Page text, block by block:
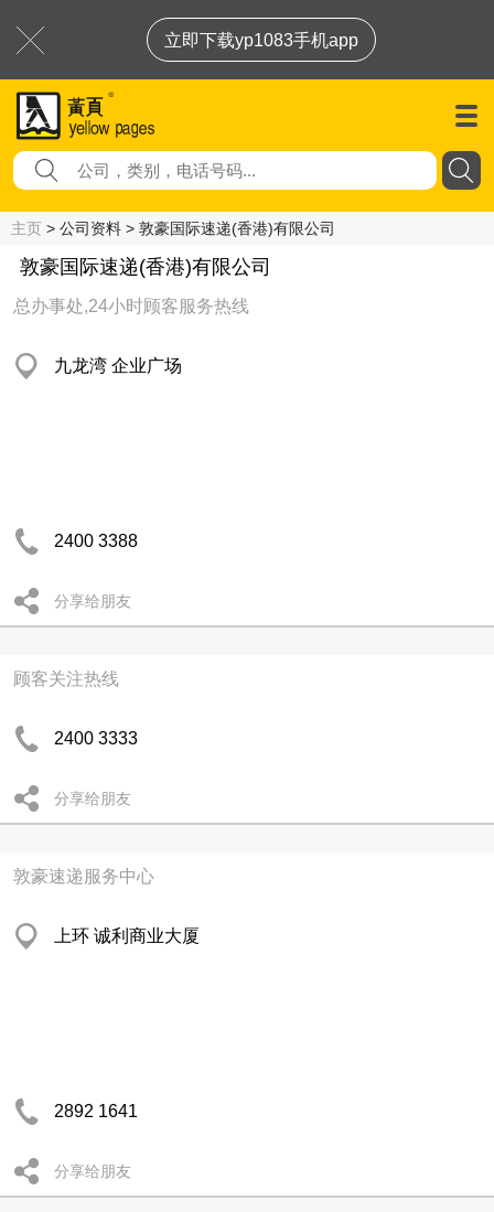
立即下载yp1083手机app
主页 > 公司资料 > 敦豪国际速递(香港)有限公司
敦豪国际速递(香港)有限公司
总办事处,24小时顾客服务热线
九龙湾 企业广场
2400 3388
分享给朋友
顾客关注热线
2400 3333
分享给朋友
敦豪速递服务中心
上环 诚利商业大厦
2892 1641
分享给朋友